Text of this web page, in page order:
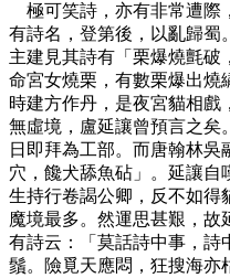
極可笑詩，亦有非常遭際
有詩名，登第後，以亂歸蜀
主建見其詩有「栗爆燒氈破
命宮女燒栗，有數栗爆出燒
時建方作丹，是夜宮貓相戲
無虛境，盧延讓曾預言之矣
日即拜為工部。而唐翰林
穴，饞犬舔魚砧」。延讓自
生持行卷謁公卿，反不如得
魔境最多。然運思甚艱，故
有詩云：「莫話詩中事，詩
鬚。險覓天應悶，狂搜海亦